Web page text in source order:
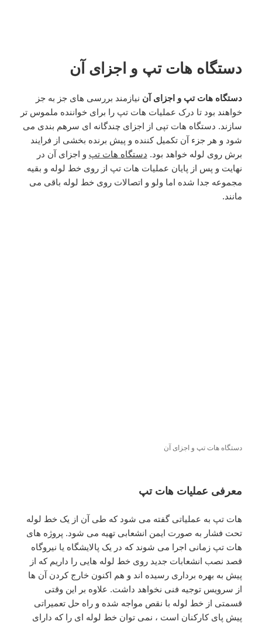
دستگاه هات تپ و اجزای آن
دستگاه هات تپ و اجزای آن نیازمند بررسی های جز به جز
خواهند بود تا درک عملیات هات تپ را برای خواننده ملموس تر
سازند. دستگاه هات تپی از اجزای چندگانه ای سرهم بندی می
شود و هر جزء آن تکمیل کننده و پیش برنده بخشی از فرایند
برش روی لوله خواهد بود. دستگاه هات تپ و اجزای آن در
نهایت و پس از پایان عملیات هات تپ از روی خط لوله و بقیه
مجموعه جدا شده اما ولو و اتصالات روی خط لوله باقی می
مانند.
دستگاه هات تپ و اجزای آن
معرفی عملیات هات تپ
هات تپ به عملیاتی گفته می شود که طی آن از یک خط لوله
تحت فشار به صورت ایمن انشعابی تهیه می شود. پروژه های
هات تپ زمانی اجرا می شوند که در یک پالایشگاه یا نیروگاه
قصد نصب انشعابات جدید روی خط لوله هایی را داریم که از
پیش به بهره برداری رسیده اند و هم اکنون خارج کردن آن ها
از سرویس توجیه فنی نخواهد داشت. علاوه بر این وقتی
قسمتی از خط لوله با نقص مواجه شده و راه حل تعمیراتی
پیش پای کارکنان است ، نمی توان خط لوله ای را که دارای